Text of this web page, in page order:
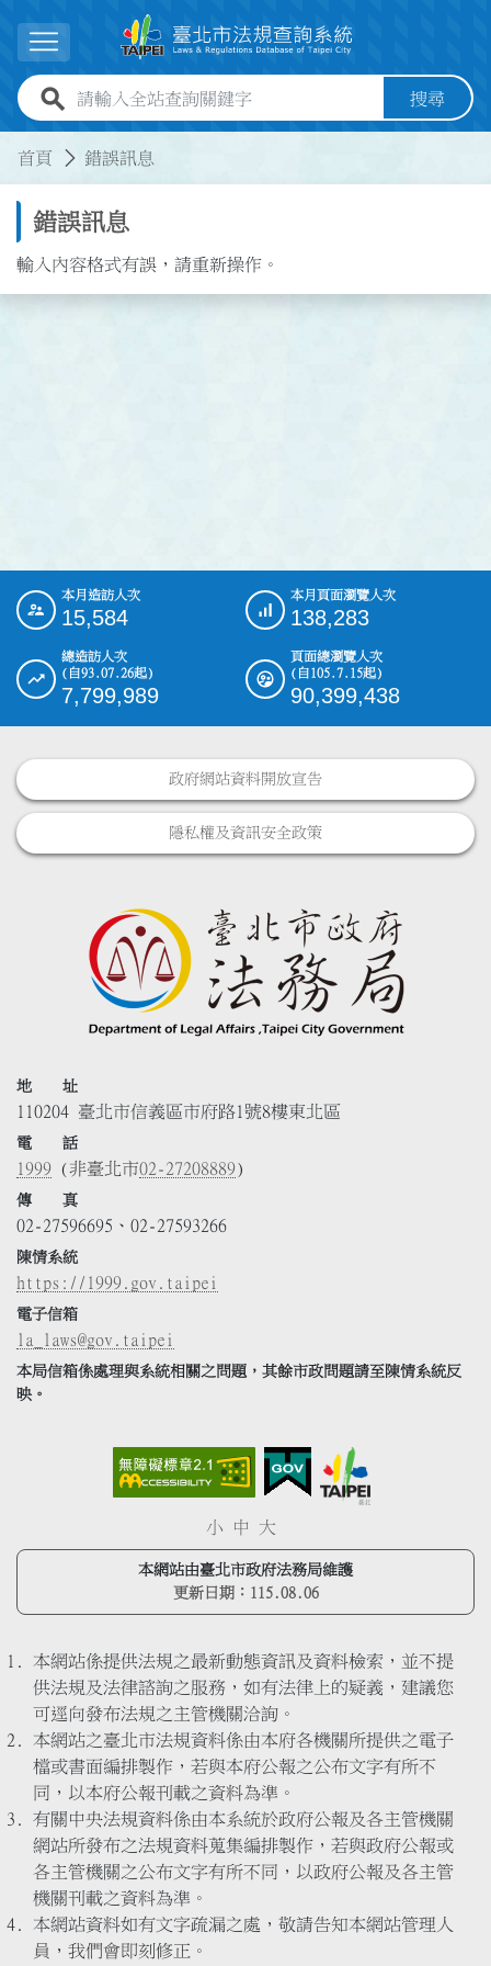
展開選單
全站查詢關鍵字欄位 搜尋
首頁 錯誤訊息
錯誤訊息
輸入內容格式有誤，請重新操作。
::: 本月造訪人次
15,584
本月頁面瀏覽人次
138,283
總造訪人次
(自93.07.26起)
7,799,989
頁面總瀏覽人次
(自105.7.15起)
90,399,438
政府網站資料開放宣告
隱私權及資訊安全政策
地 址
110204 臺北市信義區市府路1號8樓東北區
電 話
1999 (非臺北市02-27208889)
傳 真
02-27596695、02-27593266
陳情系統
https://1999.gov.taipei
電子信箱
la_laws@gov.taipei
本局信箱係處理與系統相關之問題，其餘市政問題請至陳情系統反
映。
小 中 大
本網站由臺北市政府法務局維護
更新日期： 115.08.06
本網站係提供法規之最新動態資訊及資料檢索，並不提
供法規及法律諮詢之服務，如有法律上的疑義，建議您
可逕向發布法規之主管機關洽詢。
本網站之臺北市法規資料係由本府各機關所提供之電子
檔或書面編排製作，若與本府公報之公布文字有所不
同，以本府公報刊載之資料為準。
有關中央法規資料係由本系統於政府公報及各主管機關
網站所發布之法規資料蒐集編排製作，若與政府公報或
各主管機關之公布文字有所不同，以政府公報及各主管
機關刊載之資料為準。
本網站資料如有文字疏漏之處，敬請告知本網站管理人
員，我們會即刻修正。